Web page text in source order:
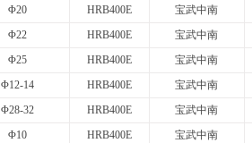
Φ20 HRB400E
宝武中南
Φ22 HRB400E
宝武中南
Φ25 HRB400E
宝武中南
Φ12-14 HRB400E
宝武中南
Φ28-32 HRB400E
宝武中南
Φ10 HRB400E
宝武中南